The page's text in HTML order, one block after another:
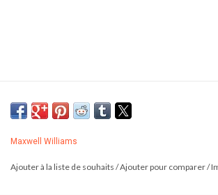
Maxwell Williams
Ajouter à la liste de souhaits /Ajouter pour comparer/